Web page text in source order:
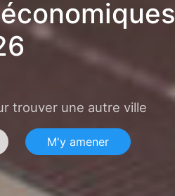
trouver une autre ville
M'y amener